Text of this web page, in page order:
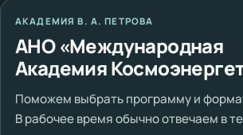
АКАДЕМИЯ В. А. ПЕТРОВА
АНО «Международная
Академия
Поможем выбрать программу и
В рабочее время обычно отвечаем в